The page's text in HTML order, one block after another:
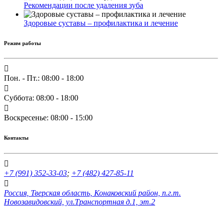
Рекомендации после удаления зуба
Здоровые суставы – профилактика и лечение
Режим работы
Пон. - Пт.: 08:00 - 18:00
Суббота: 08:00 - 18:00
Воскресенье: 08:00 - 15:00
Контакты
+7 (991) 352-33-03; +7 (482) 427-85-11
Россия, Тверская область, Конаковский район, п.г.т.
Новозавидовский, ул.Транспортная д.1, эт.2